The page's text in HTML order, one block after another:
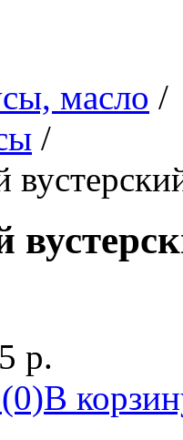
масло /
/
р.
В